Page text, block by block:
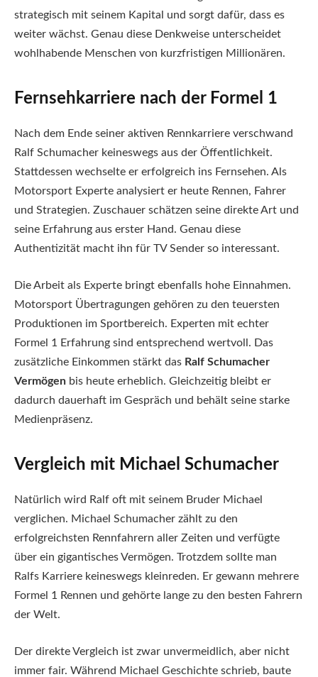
strategisch mit seinem Kapital und sorgt dafür, dass es
weiter wächst. Genau diese Denkweise unterscheidet
wohlhabende Menschen von kurzfristigen Millionären.
Fernsehkarriere nach der Formel 1
Nach dem Ende seiner aktiven Rennkarriere verschwand
Ralf Schumacher keineswegs aus der Öffentlichkeit.
Stattdessen wechselte er erfolgreich ins Fernsehen. Als
Motorsport Experte analysiert er heute Rennen, Fahrer
und Strategien. Zuschauer schätzen seine direkte Art und
seine Erfahrung aus erster Hand. Genau diese
Authentizität macht ihn für TV Sender so interessant.
Die Arbeit als Experte bringt ebenfalls hohe Einnahmen.
Motorsport Übertragungen gehören zu den teuersten
Produktionen im Sportbereich. Experten mit echter
Formel 1 Erfahrung sind entsprechend wertvoll. Das
zusätzliche Einkommen stärkt das Ralf Schumacher
Vermögen bis heute erheblich. Gleichzeitig bleibt er
dadurch dauerhaft im Gespräch und behält seine starke
Medienpräsenz.
Vergleich mit Michael Schumacher
Natürlich wird Ralf oft mit seinem Bruder Michael
verglichen. Michael Schumacher zählt zu den
erfolgreichsten Rennfahrern aller Zeiten und verfügte
über ein gigantisches Vermögen. Trotzdem sollte man
Ralfs Karriere keineswegs kleinreden. Er gewann mehrere
Formel 1 Rennen und gehörte lange zu den besten Fahrern
der Welt.
Der direkte Vergleich ist zwar unvermeidlich, aber nicht
immer fair. Während Michael Geschichte schrieb, baute